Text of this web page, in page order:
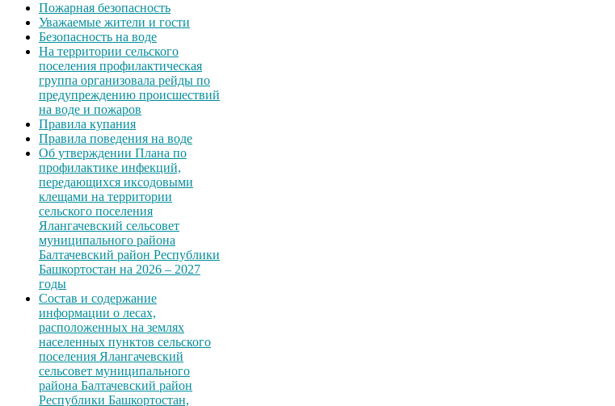
Пожарная безопасность
Уважаемые жители и гости
Безопасность на воде
На территории сельского
поселения профилактическая
группа организовала рейды по
предупреждению происшествий
на воде и пожаров
Правила купания
Правила поведения на воде
Об утверждении Плана по
профилактике инфекций,
передающихся иксодовыми
клещами на территории
сельского поселения
Ялангачевский сельсовет
муниципального района
Балтачевский район Республики
Башкортостан на 2026 – 2027
годы
Состав и содержание
информации о лесах,
расположенных на землях
населенных пунктов сельского
поселения Ялангачевский
сельсовет муниципального
района Балтачевский район
Республики Башкортостан,